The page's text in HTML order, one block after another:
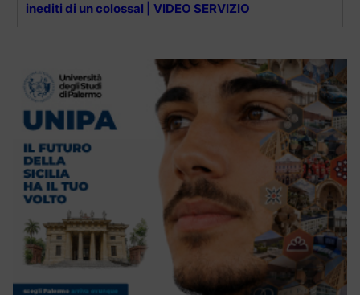
inediti di un colossal | VIDEO SERVIZIO